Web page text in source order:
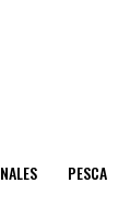
PESCA